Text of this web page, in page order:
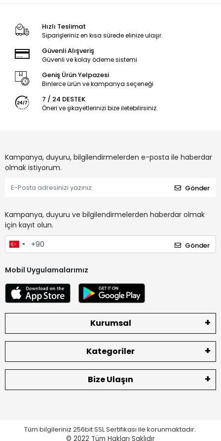
Hızlı Teslimat
Siparişleriniz en kısa sürede elinize ulaşır.
Güvenli Alışveriş
Güvenli ve kolay ödeme sistemi
Geniş Ürün Yelpazesi
Binlerce ürün ve kampanya seçeneği
7 / 24 DESTEK
Öneri ve şikayetlerinizi bize iletebilirsiniz.
Kampanya, duyuru, bilgilendirmelerden e-posta ile haberdar
olmak istiyorum.
Gönder
Kampanya, duyuru ve bilgilendirmelerden haberdar olmak
için kayıt olun.
Gönder
Mobil Uygulamalarımız
Kurumsal
Kategoriler
Bize Ulaşın
Tüm bilgileriniz 256bit SSL Sertifikası ile korunmaktadır.
© 2022 Tüm Hakları Saklıdır